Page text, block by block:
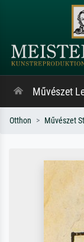
Művészet
Otthon Művészet